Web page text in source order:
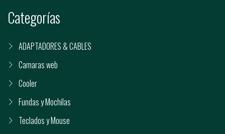
Categorías
ADAPTADORES & CABLES
Camaras web
Cooler
Fundas y Mochilas
Teclados y Mouse